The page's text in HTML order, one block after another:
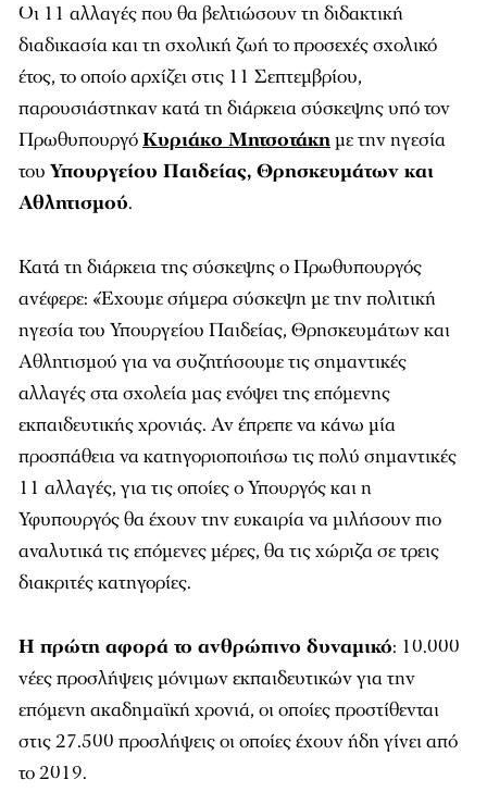
Οι 11 αλλαγές που θα βελτιώσουν τη διδακτική
διαδικασία και τη σχολική ζωή το προσεχές σχολικό
έτος, το οποίο αρχίζει στις 11 Σεπτεμβρίου,
παρουσιάστηκαν κατά τη διάρκεια σύσκεψης υπό τον
ΠρωθυπουργόΚυριάκο Μητσοτάκημε την ηγεσία
του Υπουργείου Παιδείας, Θρησκευμάτων και
Αθλητισμού.
Κατά τη διάρκεια της σύσκεψης ο Πρωθυπουργός
ανέφερε: «Έχουμε σήμερα σύσκεψη με την πολιτική
ηγεσία του Υπουργείου Παιδείας, Θρησκευμάτων και
Αθλητισμού για να συζητήσουμε τις σημαντικές
αλλαγές στα σχολεία μας ενόψει της επόμενης
εκπαιδευτικής χρονιάς. Αν έπρεπε να κάνω μία
προσπάθεια να κατηγοριοποιήσω τις πολύ σημαντικές
11 αλλαγές, για τις οποίες ο Υπουργός και η
Υφυπουργός θα έχουν την ευκαιρία να μιλήσουν πιο
αναλυτικά τις επόμενες μέρες, θα τις χώριζα σε τρεις
διακριτές κατηγορίες.
Η πρώτη αφορά το ανθρώπινο δυναμικό: 10.000
νέες προσλήψεις μόνιμων εκπαιδευτικών για την
επόμενη ακαδημαϊκή χρονιά, οι οποίες προστίθενται
στις 27.500 προσλήψεις οι οποίες έχουν ήδη γίνει από
το 2019.